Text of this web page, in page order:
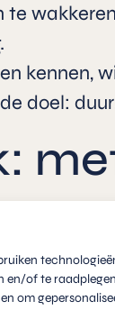
en/of te
om
kennen,
doel: